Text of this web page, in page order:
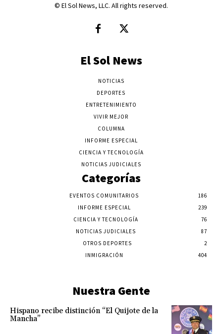
© El Sol News, LLC. All rights reserved.
El Sol News
NOTICIAS
DEPORTES
ENTRETENIMIENTO
VIVIR MEJOR
COLUMNA
INFORME ESPECIAL
CIENCIA Y TECNOLOGÍA
NOTICIAS JUDICIALES
Categorías
EVENTOS COMUNITARIOS
186
INFORME ESPECIAL
239
CIENCIA Y TECNOLOGÍA
76
NOTICIAS JUDICIALES
87
OTROS DEPORTES
2
INMIGRACIÓN
404
Nuestra Gente
Hispano recibe distinción “El Quijote de la
Mancha”